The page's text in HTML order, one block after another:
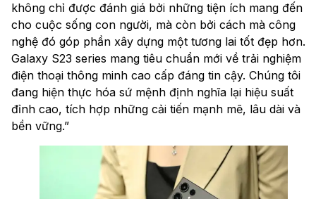
không chỉ được đánh giá bởi những tiện ích mang đến
cho cuộc sống con người, mà còn bởi cách mà công
nghệ đó góp phần xây dựng một tương lai tốt đẹp hơn.
Galaxy S23 series mang tiêu chuẩn mới về trải nghiệm
điện thoại thông minh cao cấp đáng tin cậy. Chúng tôi
đang hiện thực hóa sứ mệnh định nghĩa lại hiệu suất
đỉnh cao, tích hợp những cải tiến mạnh mẽ, lâu dài và
bền vững.”